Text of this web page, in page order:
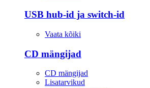
USB hub-id ja switch-id
Vaata kõiki
CD mängijad
CD mängijad
Lisatarvikud